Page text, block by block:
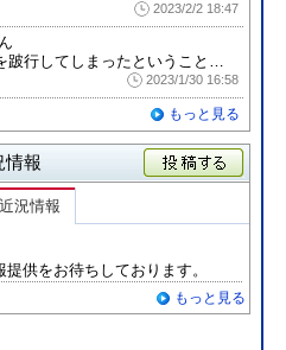
2023/2/2 18:47
右前肢を跛行してしまったということで心配...
2023/1/30 16:58
もっと見る
情報
近況情報
供をお待ちしております。
もっと見る